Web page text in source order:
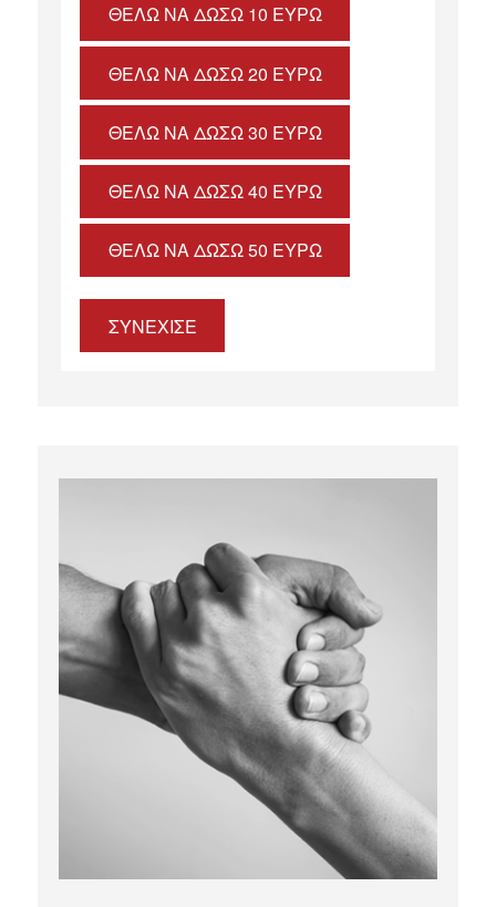
ΘΈΛΩ ΝΑ ΔΏΣΩ 10 ΕΥΡΏ
ΘΈΛΩ ΝΑ ΔΏΣΩ 20 ΕΥΡΏ
ΘΈΛΩ ΝΑ ΔΏΣΩ 30 ΕΥΡΏ
ΘΈΛΩ ΝΑ ΔΏΣΩ 40 ΕΥΡΏ
ΘΈΛΩ ΝΑ ΔΏΣΩ 50 ΕΥΡΏ
ΣΥΝΕΧΙΣΕ